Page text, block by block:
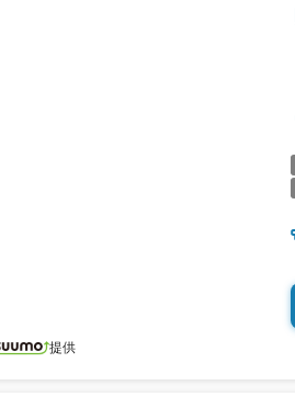
提供